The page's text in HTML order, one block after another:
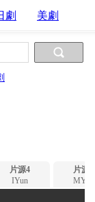
劇 美劇
片源4
IYun
片源5
MYun